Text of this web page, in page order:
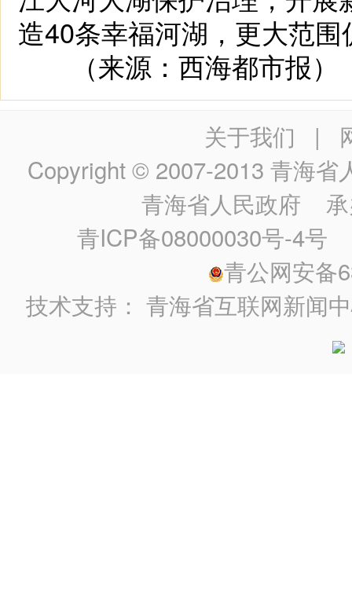
造40条幸福河湖，更大范
（来源：西海都市报）
关于我们 |
Copyright © 2007-2013 青海省
青海省人民政府 承
青ICP备08000030号-4号
青公网安备
技术支持：青海省互联网新闻